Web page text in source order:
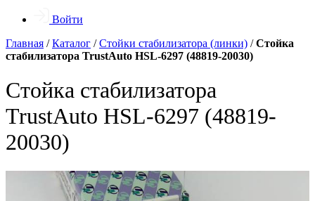
Войти
Главная /Каталог /Стойки стабилизатора (линки) /Стойка
стабилизатора TrustAuto HSL-6297 (48819-20030)
Стойка стабилизатора
TrustAuto HSL-6297 (48819-
20030)